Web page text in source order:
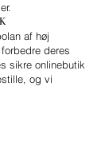
af høj
deres
sikre onlinebutik
og vi